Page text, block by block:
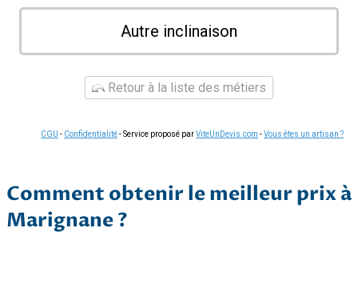
Autre inclinaison
Retour à la liste des métiers
CGU - Confidentialité- Service proposé parViteUnDevis.com -Vous êtes un artisan ?
Comment obtenir le meilleur prix à
Marignane ?